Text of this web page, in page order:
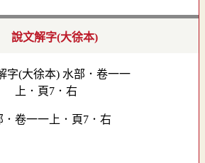
說文解字(大徐本)
．卷一一上．頁7．右